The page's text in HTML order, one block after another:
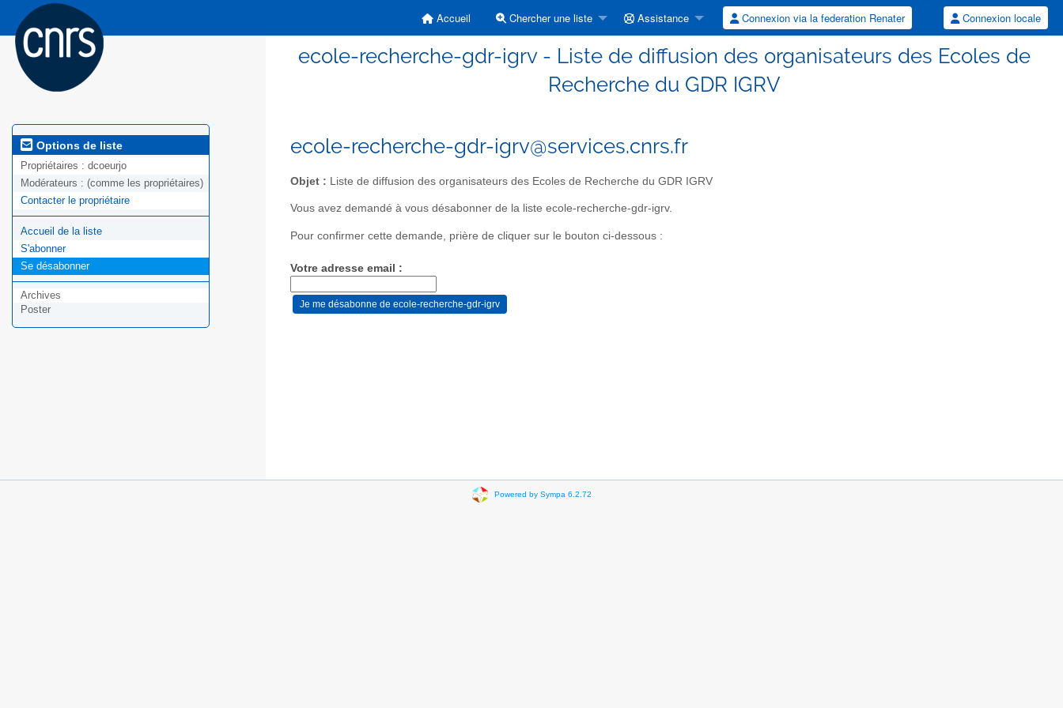
Accueil Chercher une liste Assistance Connexion via la federation Renater Connexion locale
ecole-recherche-gdr-igrv - Liste de diffusion des organisateurs des Ecoles de
Recherche du GDR IGRV
Options de liste
Propriétaires : dcoeurjo
Modérateurs : (comme les propriétaires)
Contacter le propriétaire
Accueil de la liste
S'abonner
Se désabonner
Archives
Poster
ecole-recherche-gdr-igrv@services.cnrs.fr
Objet : Liste de diffusion des organisateurs des Ecoles de Recherche du GDR IGRV
Vous avez demandé à vous désabonner de la liste ecole-recherche-gdr-igrv.
Pour confirmer cette demande, prière de cliquer sur le bouton ci-dessous :
Votre adresse email :
Powered by Sympa 6.2.72